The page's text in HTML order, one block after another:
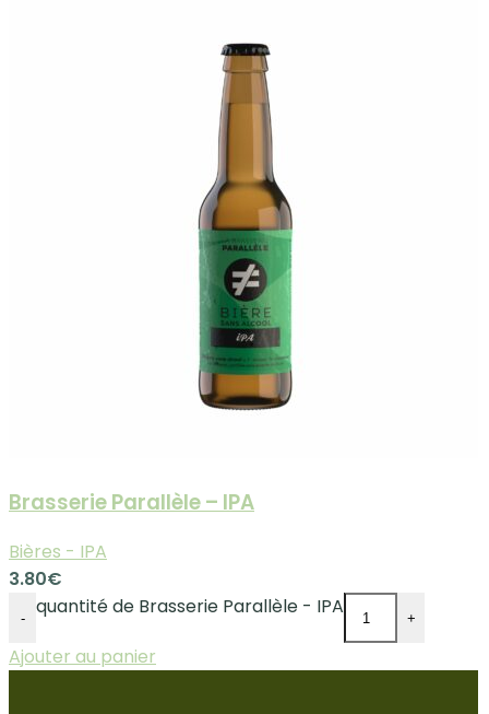
Brasserie Parallèle – IPA
Bières - IPA
3.80€
- quantité de Brasserie Parallèle - IPA +
Ajouter au panier